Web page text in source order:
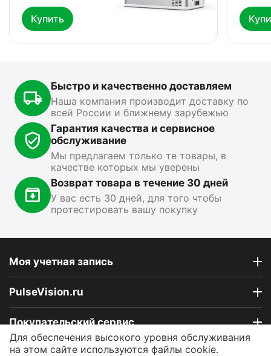
Автохолодильник
15 499 00 ₽ 13 89000 ₽
Показать ещё
Купить
Быстро и качественно доставляем
Наша компания производит доставку по
всей России и ближнему зарубежью
Гарантия качества и сервисное
обслуживание
Мы предлагаем только те товары, в
качестве которых мы уверены
Возврат товара в течение 30 дней
У вас есть 30 дней, для того чтобы
протестировать вашу покупку
Моя учетная запись
PulseVision.ru
Покупательский сервис
Контакты
Для обеспечения высокого уровня обслуживания
на этом сайте используются файлы cookie.